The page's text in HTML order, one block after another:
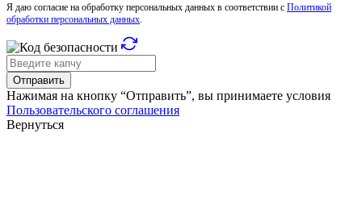
Я даю согласие на обработку персональных данных в соответствии с Политикой
обработки персональных данных
Отправить
Нажимая на кнопку “Отправить”, вы принимаете условия
Пользовательского соглашения
Вернуться